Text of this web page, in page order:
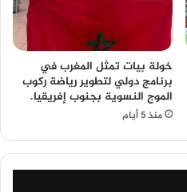
خولة بيات تمثل المغرب في
برنامج دولي لتطوير رياضة ركوب
الموج النسوية بجنوب إفريقيا.
منذ 5 أيام